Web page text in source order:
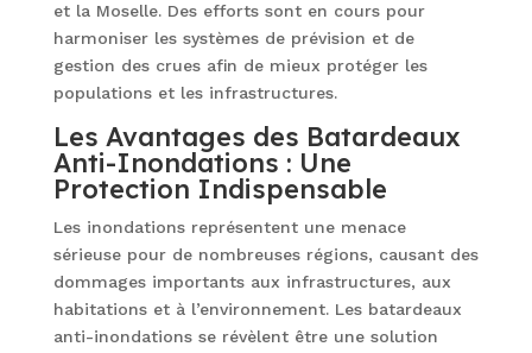
et la Moselle. Des efforts sont en cours pour
harmoniser les systèmes de prévision et de
gestion des crues afin de mieux protéger les
populations et les infrastructures.
Les Avantages des Batardeaux
Anti-Inondations : Une
Protection Indispensable
Les inondations représentent une menace
sérieuse pour de nombreuses régions, causant des
dommages importants aux infrastructures, aux
habitations et à l’environnement. Les batardeaux
anti-inondations se révèlent être une solution